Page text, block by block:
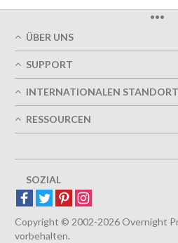
•••
ÜBER UNS
Termingerechte Lieferung
Grün
Impressum
Nutzungsbedingungen
SUPPORT
FAQs
Kontaktieren Sie uns
INTERNATIONALEN
Großbritannien
Belgien
Spanien
Europa
Luxemburg
Niederlande
RESSOURCEN
SOZIAL
Copyright © 2002-2026 Overnight
vorbehalten.